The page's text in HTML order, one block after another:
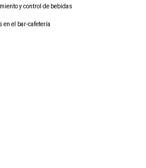
y control de bebidas
en el bar-cafetería